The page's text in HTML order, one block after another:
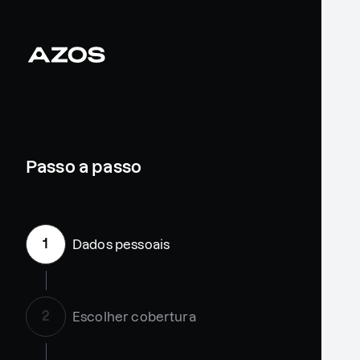
Passo a passo
1 Dados pessoais
2 Escolher cobertura